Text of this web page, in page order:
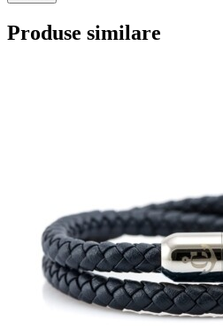
Produse similare